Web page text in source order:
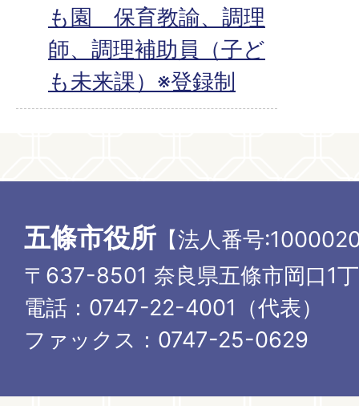
も園＿保育教諭、調理
師、調理補助員（子ど
も未来課）※登録制
五條市役所 【法人番号
〒637-8501 奈良県五條市岡口1
電話：0747-22-4001（代表）
ファックス：0747-25-0629